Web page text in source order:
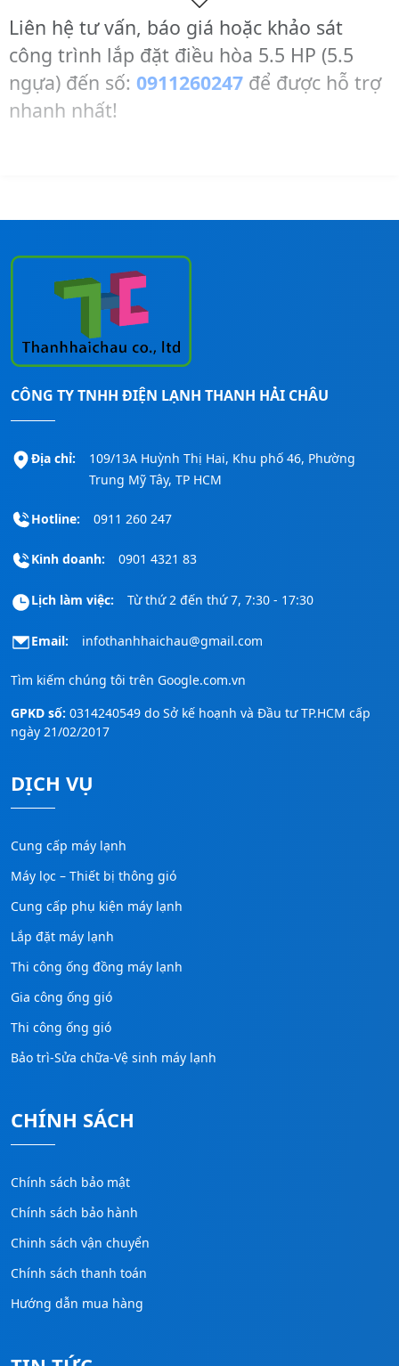
Liên hệ tư vấn, báo giá hoặc khảo sát
công trình lắp đặt điều hòa 5.5 HP (5.5
ngựa) đến số: 0911260247 để được hỗ trợ
nhanh nhất!
CÔNG TY TNHH ĐIỆN LẠNH THANH HẢI CHÂU
Địa chỉ:
109/13A Huỳnh Thị Hai, Khu phố 46, Phường
Trung Mỹ Tây, TP HCM
Hotline: 0911 260 247
Kinh doanh: 0901 4321 83
Lịch làm việc: Từ thứ 2 đến thứ 7, 7:30 - 17:30
Email: infothanhhaichau@gmail.com
Tìm kiếm chúng tôi trên Google.com.vn
GPKD số: 0314240549 do Sở kế hoạnh và Đầu tư TP.HCM cấp
ngày 21/02/2017
DỊCH VỤ
Cung cấp máy lạnh
Máy lọc – Thiết bị thông gió
Cung cấp phụ kiện máy lạnh
Lắp đặt máy lạnh
Thi công ống đồng máy lạnh
Gia công ống gió
Thi công ống gió
Bảo trì-Sửa chữa-Vệ sinh máy lạnh
CHÍNH SÁCH
Chính sách bảo mật
Chính sách bảo hành
Chinh sách vận chuyển
Chính sách thanh toán
Hướng dẫn mua hàng